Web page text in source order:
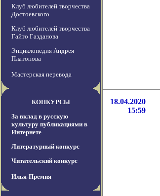
Клуб любителей творчества
Достоевского
Клуб любителей творчества
Гайто Газданова
Энциклопедия Андрея
Платонова
Мастерская перевода
КОНКУРСЫ
За вклад в русскую
культуру публикациями в
Интернете
Литературный конкурс
Читательский конкурс
Илья-Премия
18.04.2020
15:59